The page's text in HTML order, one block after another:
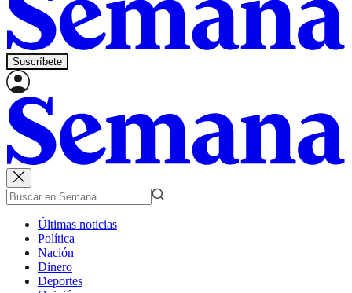
Suscríbete
Últimas noticias
Política
Nación
Dinero
Deportes